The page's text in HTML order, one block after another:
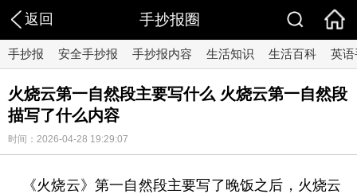
返回 手抄报圈
手抄报 安全手抄报 手抄报内容 生活知识 生活百科 英
火烧云第一自然段主要写什么 火烧云第一自然段
描写了什么内容
时间：2026-04-28 19:29:07
《火烧云》第一自然段主要写了晚饭之后，火烧云